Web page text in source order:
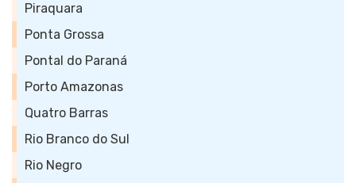
Piraquara
Ponta Grossa
Pontal do Paraná
Porto Amazonas
Quatro Barras
Rio Branco do Sul
Rio Negro